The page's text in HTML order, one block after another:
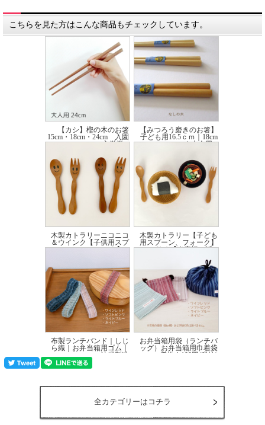
こちらを見た方はこんな商品もチェックしています。
【カシ】樫の木のお箸
15cm・18cm・24cm 入園
入学準...
【みつろう磨きのお箸】
子ども用16.5ｃｍ｜18cm
｜大人用...
木製カトラリーニコニコ
＆ウインク【子供用スプ
ーン、フォーク】...
木製カトラリー【子ども
用スプーン、フォーク】
サオ【出産祝い誕...
布製ランチバンド｜しじ
ら織｜お弁当箱用ゴム｜
沖縄製造
価格:715円(税込)
お弁当箱用袋（ランチバ
ッグ）お弁当箱用巾着袋
価格:1,100円(税込)
全カテゴリーはコチラ